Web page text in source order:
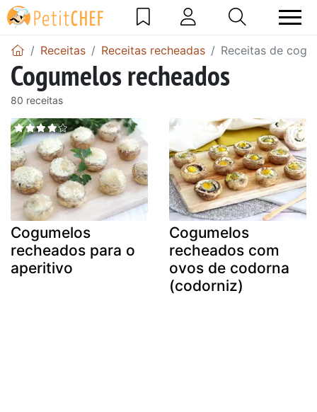
Receitas Receitas recheadas Receitas de
Cogumelos recheados
80 receitas
Cogumelos
recheados para o
aperitivo
Cogumelos
recheados com
ovos de codorna
(codorniz)